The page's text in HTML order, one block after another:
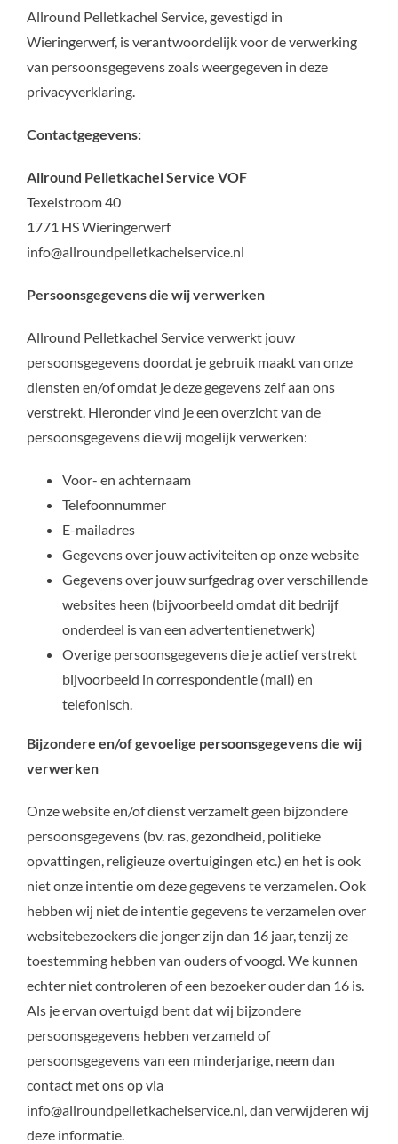
Allround Pelletkachel Service, gevestigd in
Wieringerwerf, is verantwoordelijk voor de verwerking
van persoonsgegevens zoals weergegeven in deze
privacyverklaring.
Contactgegevens:
Allround Pelletkachel Service VOF
Texelstroom 40
1771 HS Wieringerwerf
info@allroundpelletkachelservice.nl
Persoonsgegevens die wij verwerken
Allround Pelletkachel Service verwerkt jouw
persoonsgegevens doordat je gebruik maakt van onze
diensten en/of omdat je deze gegevens zelf aan ons
verstrekt. Hieronder vind je een overzicht van de
persoonsgegevens die wij mogelijk verwerken:
Voor- en achternaam
Telefoonnummer
E-mailadres
Gegevens over jouw activiteiten op onze website
Gegevens over jouw surfgedrag over verschillende
websites heen (bijvoorbeeld omdat dit bedrijf
onderdeel is van een advertentienetwerk)
Overige persoonsgegevens die je actief verstrekt
bijvoorbeeld in correspondentie (mail) en
telefonisch.
Bijzondere en/of gevoelige persoonsgegevens die wij
verwerken
Onze website en/of dienst verzamelt geen bijzondere
persoonsgegevens (bv. ras, gezondheid, politieke
opvattingen, religieuze overtuigingen etc.) en het is ook
niet onze intentie om deze gegevens te verzamelen. Ook
hebben wij niet de intentie gegevens te verzamelen over
websitebezoekers die jonger zijn dan 16 jaar, tenzij ze
toestemming hebben van ouders of voogd. We kunnen
echter niet controleren of een bezoeker ouder dan 16 is.
Als je ervan overtuigd bent dat wij bijzondere
persoonsgegevens hebben verzameld of
persoonsgegevens van een minderjarige, neem dan
contact met ons op via
info@allroundpelletkachelservice.nl, dan verwijderen wij
deze informatie.